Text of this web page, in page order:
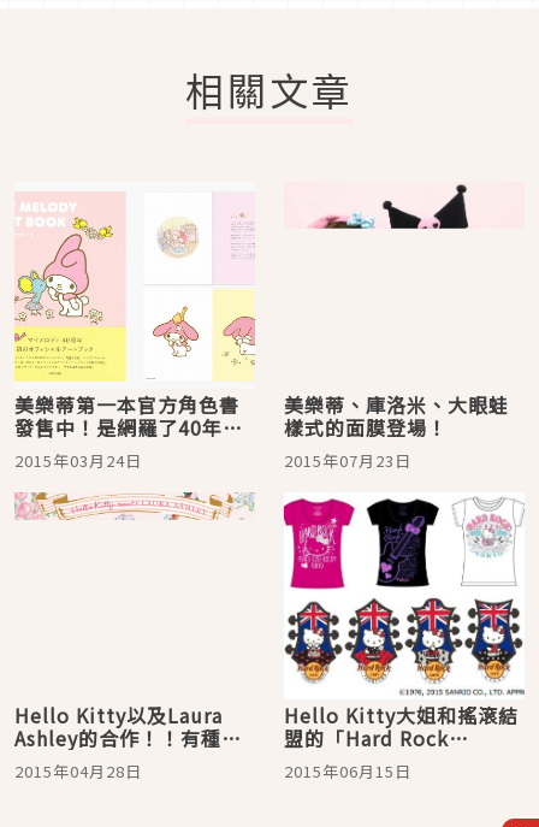
相關文章
美樂蒂第一本官方角色書
發售中！是網羅了40年間
的歷史的完全版喔♪
2015年03月24日
美樂蒂、庫洛米、大眼蛙
樣式的面膜登場！
2015年07月23日
Hello Kitty以及Laura
Ashley的合作！！有種會
讓熟女們心動的預感喔
2015年04月28日
Hello Kitty大姐和搖滾結
盟的「Hard Rock
Café」！ 金屬別針上將出
現身穿搖滾風T恤＆網襪的
2015年06月15日